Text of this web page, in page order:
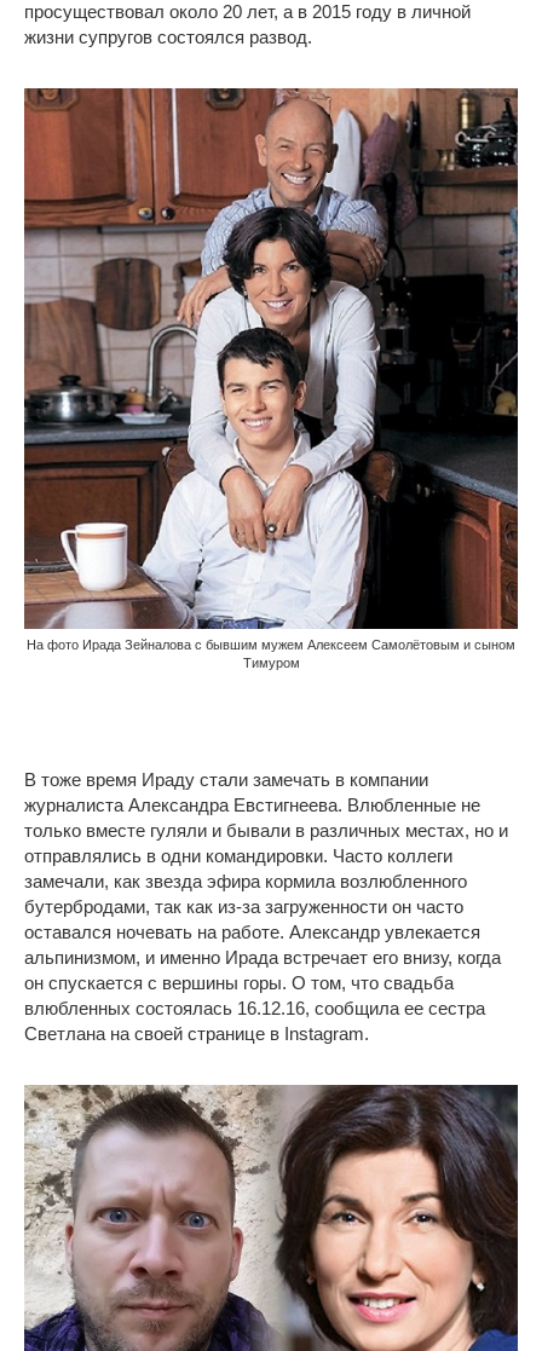
просуществовал около 20 лет, а в 2015 году в личной
жизни супругов состоялся развод.
На фото Ирада Зейналова с бывшим мужем Алексеем Самолётовым и сыном
Тимуром
В тоже время Ираду стали замечать в компании
журналиста Александра Евстигнеева. Влюбленные не
только вместе гуляли и бывали в различных местах, но и
отправлялись в одни командировки. Часто коллеги
замечали, как звезда эфира кормила возлюбленного
бутербродами, так как из-за загруженности он часто
оставался ночевать на работе. Александр увлекается
альпинизмом, и именно Ирада встречает его внизу, когда
он спускается с вершины горы. О том, что свадьба
влюбленных состоялась 16.12.16, сообщила ее сестра
Светлана на своей странице в Instagram.